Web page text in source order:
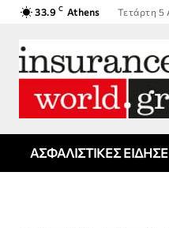
33.9 C Athens Τετάρτη 5
ΑΣΦΑΛΙΣΤΙΚΕΣ